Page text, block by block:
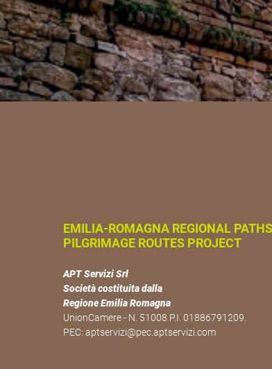
EMILIA-ROMAGNA REGIONAL
PILGRIMAGE ROUTES PROJECT
APT Servizi Srl
Società costituita dalla
Regione Emilia Romagna
UnionCamere - N. 51008 P.I. 01886791209.
PEC: aptservizi@pec.aptservizi.com